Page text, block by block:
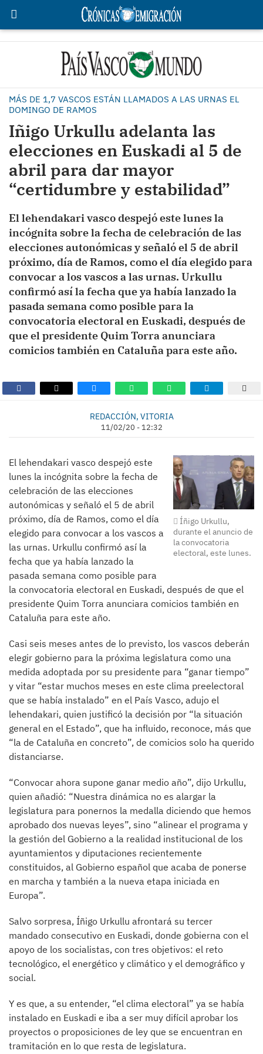
MÁS DE 1,7 VASCOS ESTÁN LLAMADOS A LAS URNAS EL
DOMINGO DE RAMOS
Iñigo Urkullu adelanta las
elecciones en Euskadi al 5 de
abril para dar mayor
“certidumbre y estabilidad”
El lehendakari vasco despejó este lunes la
incógnita sobre la fecha de celebración de las
elecciones autonómicas y señaló el 5 de abril
próximo, día de Ramos, como el día elegido para
convocar a los vascos a las urnas. Urkullu
confirmó así la fecha que ya había lanzado la
pasada semana como posible para la
convocatoria electoral en Euskadi, después de
que el presidente Quim Torra anunciara
comicios también en Cataluña para este año.
REDACCIÓN, VITORIA
11/02/20 - 12:32
Íñigo Urkullu,
durante el anuncio de
la convocatoria
electoral, este lunes.
El lehendakari vasco despejó este
lunes la incógnita sobre la fecha de
celebración de las elecciones
autonómicas y señaló el 5 de abril
próximo, día de Ramos, como el día
elegido para convocar a los vascos a
las urnas. Urkullu confirmó así la
fecha que ya había lanzado la
pasada semana como posible para
la convocatoria electoral en Euskadi, después de que el
presidente Quim Torra anunciara comicios también en
Cataluña para este año.
Casi seis meses antes de lo previsto, los vascos deberán
elegir gobierno para la próxima legislatura como una
medida adoptada por su presidente para “ganar tiempo”
y vitar “estar muchos meses en este clima preelectoral
que se había instalado” en el País Vasco, adujo el
lehendakari, quien justificó la decisión por “la situación
general en el Estado”, que ha influido, reconoce, más que
“la de Cataluña en concreto”, de comicios solo ha querido
distanciarse.
“Convocar ahora supone ganar medio año”, dijo Urkullu,
quien añadió: “Nuestra dinámica no es alargar la
legislatura para ponernos la medalla diciendo que hemos
aprobado dos nuevas leyes”, sino “alinear el programa y
la gestión del Gobierno a la realidad institucional de los
ayuntamientos y diputaciones recientemente
constituidos, al Gobierno español que acaba de ponerse
en marcha y también a la nueva etapa iniciada en
Europa”.
Salvo sorpresa, Íñigo Urkullu afrontará su tercer
mandado consecutivo en Euskadi, donde gobierna con el
apoyo de los socialistas, con tres objetivos: el reto
tecnológico, el energético y climático y el demográfico y
social.
Y es que, a su entender, “el clima electoral” ya se había
instalado en Euskadi e iba a ser muy difícil aprobar los
proyectos o proposiciones de ley que se encuentran en
tramitación en lo que resta de legislatura.